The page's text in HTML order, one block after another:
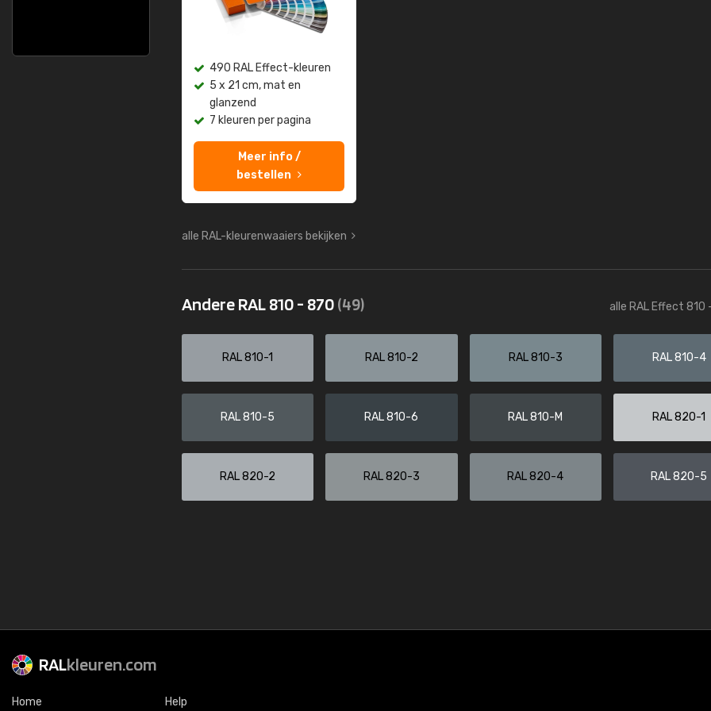
490 RAL Effect-kleuren
5 x 21 cm, mat en
glanzend
7 kleuren per pagina
Meer info /
bestellen
alle RAL-kleurenwaaiers bekijken
Andere RAL 810 - 870(49) alle RAL Effect 810
RAL 810-1 RAL 810-2 RAL 810-3 RAL 810-4
RAL 810-5 RAL 810-6 RAL 810-M RAL 820-1
RAL 820-2 RAL 820-3 RAL 820-4 RAL 820-5
RALkleuren.com
Home Help